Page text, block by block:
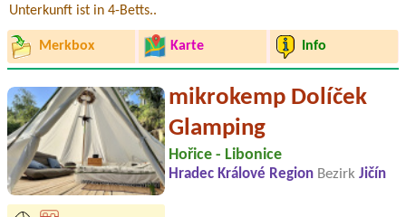
Unterkunft ist in 4-Betts..
Merkbox Karte Info
mikrokemp Dolíček
Glamping
Hořice - Libonice
Hradec Králové Region Bezirk Jičín